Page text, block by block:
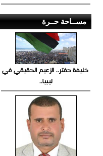
مســاحة حــرة
خليفة حفتر.. الزعيم الحقيقي في
ليبيا..